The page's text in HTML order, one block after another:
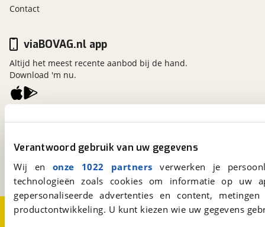
Verantwoord gebruik van uw gegevens
Wij en onze 1022 partners verwerken je
technologieën zoals cookies om informatie op
gepersonaliseerde advertenties en content,
productontwikkeling. U kunt kiezen wie uw gegevens
Contact
viaBOVAG.nl
3981 AJ Bunnik
BOVAG
viaBOVAG.nl app
Altijd het meest recente aanbod bij de hand.
Download 'm nu.
Over viaBOVAG.nlDisclaimer- en Privacyverklaring